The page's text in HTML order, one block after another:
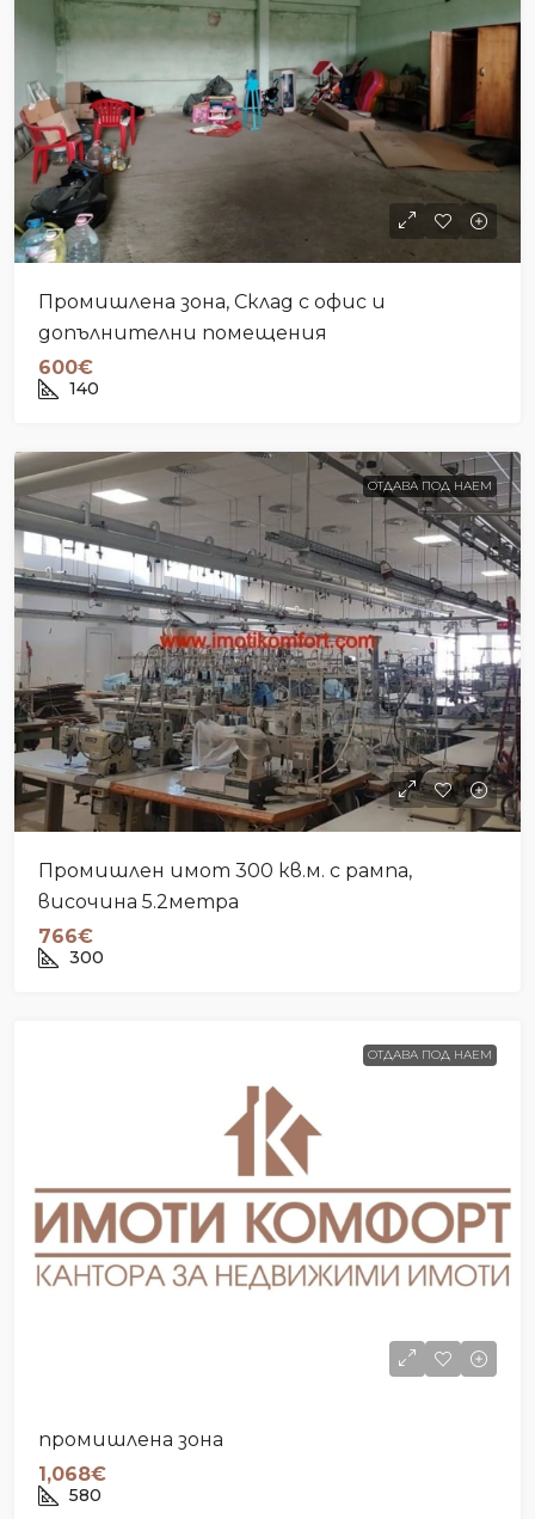
Промишлена зона, Склад с офис и
допълнителни помещения
600€
140
ОТДАВА ПОД НАЕМ
Промишлен имот 300 кв.м. с рампа,
височина 5.2метра
766€
300
ОТДАВА ПОД НАЕМ
промишлена зона
1,068€
580